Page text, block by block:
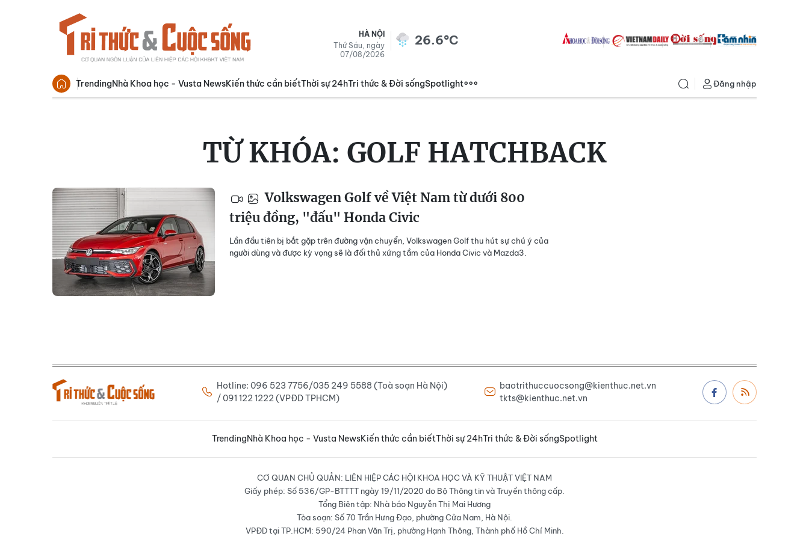
HÀ NỘI
Thứ Sáu, ngày
07/08/2026
26.6°C
TrendingNhà Khoa học - Vusta NewsKiến thức cần biếtThời sự 24hTri thức & Đời sốngSpotlight Đăng nhập
TỪ KHÓA: GOLF HATCHBACK
Volkswagen Golf về Việt Nam từ dưới 800
triệu đồng, "đấu" Honda Civic
Lần đầu tiên bị bắt gặp trên đường vận chuyển, Volkswagen Golf thu hút sự chú ý của
người dùng và được kỳ vọng sẽ là đối thủ xứng tầm của Honda Civic và Mazda3.
Hotline: 096 523 7756/035 249 5588 (Toà soạn Hà Nội)
/ 091 122 1222 (VPĐD TPHCM)
baotrithuccuocsong@kienthuc.net.vn
tkts@kienthuc.net.vn
TrendingNhà Khoa học - Vusta NewsKiến thức cần biếtThời sự 24hTri thức & Đời sốngSpotlight
CƠ QUAN CHỦ QUẢN: LIÊN HIỆP CÁC HỘI KHOA HỌC VÀ KỸ THUẬT VIỆT NAM
Giấy phép: Số 536/GP-BTTTT ngày 19/11/2020 do Bộ Thông tin và Truyền thông cấp.
Tổng Biên tập: Nhà báo Nguyễn Thị Mai Hương
Tòa soạn: Số 70 Trần Hưng Đạo, phường Cửa Nam, Hà Nội.
VPĐD tại TP.HCM: 590/24 Phan Văn Trị, phường Hạnh Thông, Thành phố Hồ Chí Minh.